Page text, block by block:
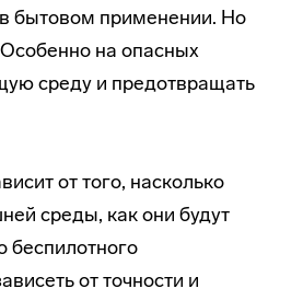
бытовом применении. Но
на опасных
среду и предотвращать
от того, насколько
среды, как они будут
беспилотного
от точности и